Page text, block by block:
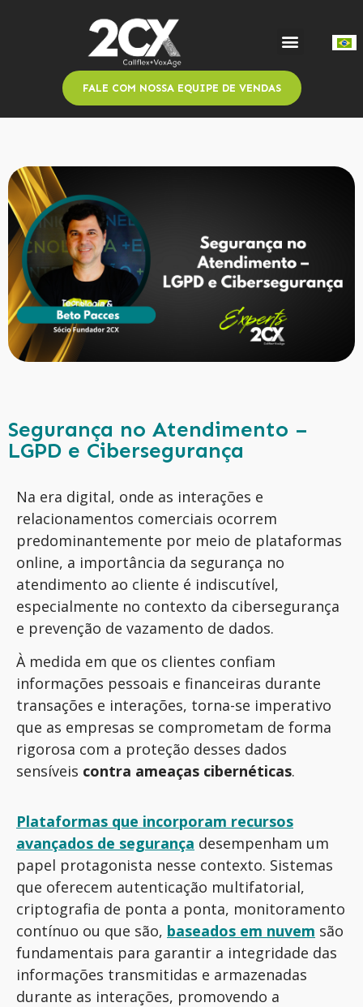
FALE COM NOSSA EQUIPE DE VENDAS
Segurança no Atendimento –
LGPD e Cibersegurança
Na era digital, onde as interações e
relacionamentos comerciais ocorrem
predominantemente por meio de plataformas
online, a importância da segurança no
atendimento ao cliente é indiscutível,
especialmente no contexto da cibersegurança
e prevenção de vazamento de dados.
À medida em que os clientes confiam
informações pessoais e financeiras durante
transações e interações, torna-se imperativo
que as empresas se comprometam de forma
rigorosa com a proteção desses dados
sensíveis contra ameaças cibernéticas.
Plataformas que incorporam recursos
avançados de segurança desempenham um
papel protagonista nesse contexto. Sistemas
que oferecem autenticação multifatorial,
criptografia de ponta a ponta, monitoramento
contínuo ou que são, baseados em nuvem são
fundamentais para garantir a integridade das
informações transmitidas e armazenadas
durante as interações, promovendo a